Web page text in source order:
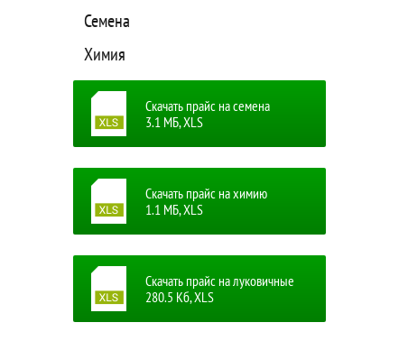
Семена
Химия
Скачать прайс на семена
3.1 MБ, XLS
Скачать прайс на химию
1.1 MБ, XLS
Скачать прайс на луковичные
280.5 Кб, XLS